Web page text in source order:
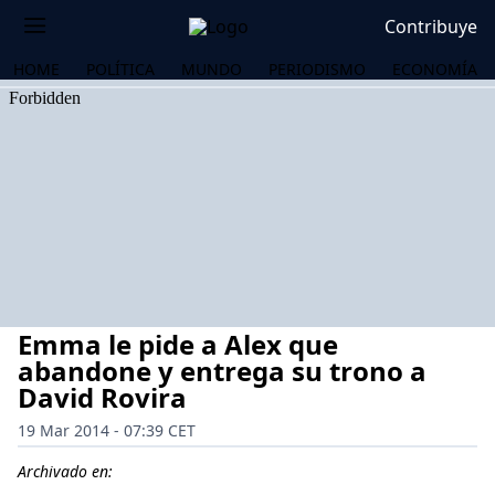
Contribuye
HOME POLÍTICA MUNDO PERIODISMO ECONOMÍA
Emma le pide a Alex que
abandone y entrega su trono a
David Rovira
19 Mar 2014 - 07:39 CET
Archivado en: